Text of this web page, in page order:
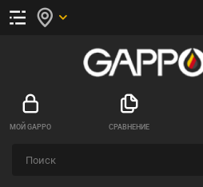
МОЙ GAPPO СРАВНЕНИЕ